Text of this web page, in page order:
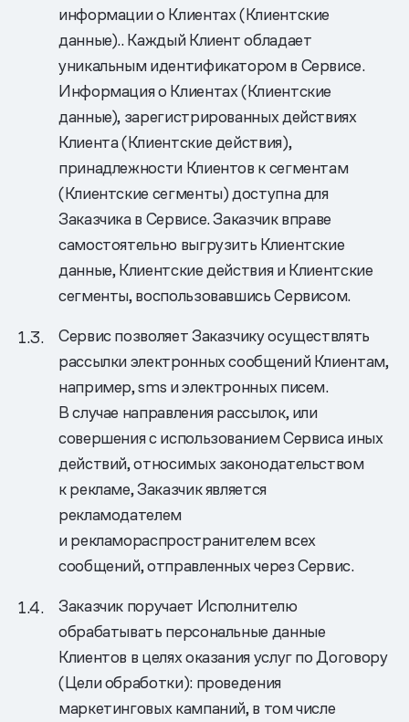
информации о Клиентах (Клиентские
данные).. Каждый Клиент обладает
уникальным идентификатором в Сервисе.
Информация о Клиентах (Клиентские
данные), зарегистрированных действиях
Клиента (Клиентские действия),
принадлежности Клиентов к сегментам
(Клиентские сегменты) доступна для
Заказчика в Сервисе. Заказчик вправе
самостоятельно выгрузить Клиентские
данные, Клиентские действия и Клиентские
сегменты, воспользовавшись Сервисом.
Сервис позволяет Заказчику осуществлять
рассылки электронных сообщений Клиентам,
например, sms и электронных писем.
В случае направления рассылок, или
совершения с использованием Сервиса иных
действий, относимых законодательством
к рекламе, Заказчик является
рекламодателем
и рекламораспространителем всех
сообщений, отправленных через Сервис.
Заказчик поручает Исполнителю
обрабатывать персональные данные
Клиентов в целях оказания услуг по Договору
(Цели обработки): проведения
маркетинговых кампаний, в том числе